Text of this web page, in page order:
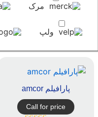
مرک
ولپ
پارافیلم amcor
Call for price